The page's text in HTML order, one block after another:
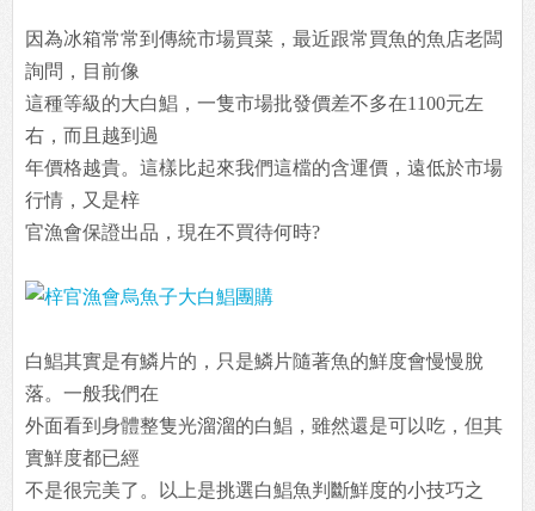
因為冰箱常常到傳統市場買菜，最近跟常買魚的魚店老闆
詢問，目前像
這種等級的大白鯧，一隻市場批發價差不多在1100元左
右，而且越到過
年價格越貴。這樣比起來我們這檔的含運價，遠低於市場
行情，又是梓
官漁會保證出品，現在不買待何時?
白鯧其實是有鱗片的，只是鱗片隨著魚的鮮度會慢慢脫
落。一般我們在
外面看到身體整隻光溜溜的白鯧，雖然還是可以吃，但其
實鮮度都已經
不是很完美了。以上是挑選白鯧魚判斷鮮度的小技巧之